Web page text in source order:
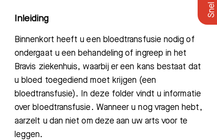
Inleiding
Binnenkort heeft u een bloedtransfusie nodig of
ondergaat ueen behandelingof ingreep in het
Bravis ziekenhuis, waarbij er een kans bestaat dat
u bloed toegediend moet krijgen (een
bloedtransfusie). In deze folder vindt u informatie
over bloedtransfusie. Wanneer u nog vragen hebt,
aarzelt u dan niet om deze aan uw arts voor te
leggen.